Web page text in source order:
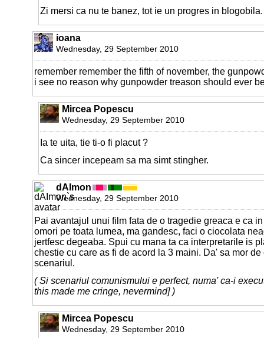
Zi mersi ca nu te banez, tot ie un progres in blogobila.
ioana
Wednesday, 29 September 2010
remember remember the fifth of november, the
i see no reason why gunpowder treason should ever
Mircea Popescu
Wednesday, 29 September 2010
Ia te uita, tie ti-o fi placut ?
Ca sincer incepeam sa ma simt stingher.
dAImon
Wednesday, 29 September 2010
Pai avantajul unui film fata de o tragedie greaca e ca
omori pe toata lumea, ma gandesc, faci o ciocolata
jertfesc degeaba. Spui cu mana ta ca interpretarile is
chestie cu care as fi de acord la 3 maini. Da' sa mor de
scenariul.
( Si scenariul comunismului e perfect, numa' ca-i
this made me cringe, nevermind] )
Mircea Popescu
Wednesday, 29 September 2010